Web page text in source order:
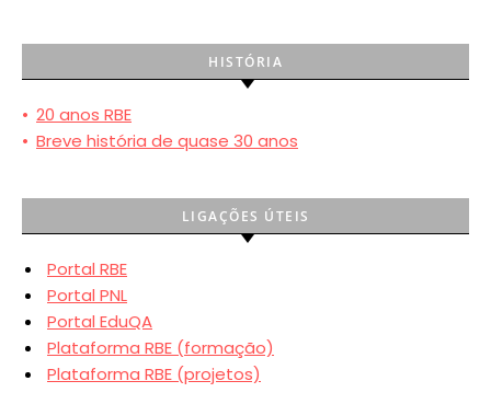
HISTÓRIA
• 20 anos RBE
• Breve história de quase 30 anos
LIGAÇÕES ÚTEIS
Portal RBE
Portal PNL
Portal EduQA
Plataforma RBE (formação)
Plataforma RBE (projetos)